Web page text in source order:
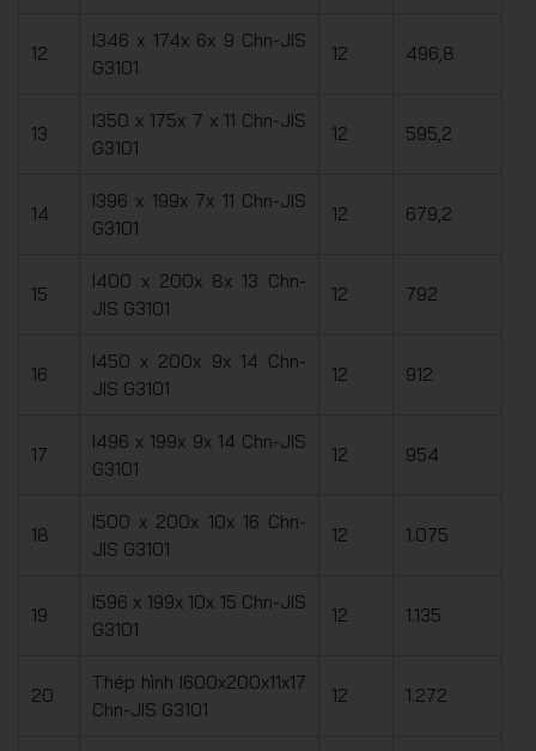
12
I346 x 174x 6x 9 Chn-JIS
G3101
12 496,8
13
I350 x 175x 7 x 11 Chn-JIS
G3101
12 595,2
14
I396 x 199x 7x 11 Chn-JIS
G3101
12 679,2
15
I400 x 200x 8x 13 Chn-
JIS G3101
12 792
16
I450 x 200x 9x 14 Chn-
JIS G3101
12 912
17
I496 x 199x 9x 14 Chn-JIS
G3101
12 954
18
I500 x 200x 10x 16 Chn-
JIS G3101
12 1.075
19
I596 x 199x 10x 15 Chn-JIS
G3101
12 1.135
20
Thép hình I600x200x11x17
Chn-JIS G3101
12 1.272